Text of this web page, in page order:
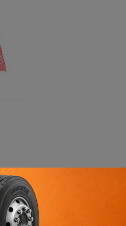
ფილიალი
ჩანტლაძის N15